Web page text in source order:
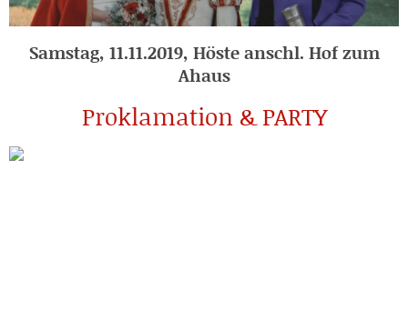
Samstag, 11.11.2019, Höste anschl. Hof zum
Ahaus
Proklamation & PARTY